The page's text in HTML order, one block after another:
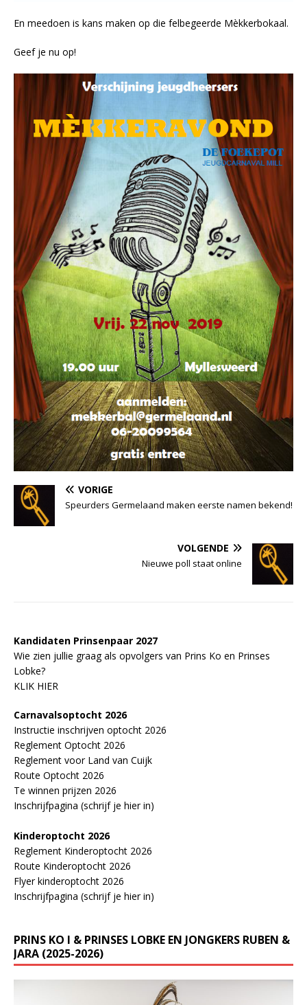
En meedoen is kans maken op die felbegeerde Mèkkerbokaal.
Geef je nu op!
VORIGE
Speurders Germelaand maken eerste namen bekend!
VOLGENDE
Nieuwe poll staat online
Kandidaten Prinsenpaar 2027
Wie zien jullie graag als opvolgers van Prins Ko en Prinses
Lobke?
KLIK HIER
Carnavalsoptocht 2026
Instructie inschrijven optocht 2026
Reglement Optocht 2026
Reglement voor Land van Cuijk
Route Optocht 2026
Te winnen prijzen 2026
Inschrijfpagina (schrijf je hier in)
Kinderoptocht 2026
Reglement Kinderoptocht 2026
Route Kinderoptocht 2026
Flyer kinderoptocht 2026
Inschrijfpagina (schrijf je hier in)
PRINS KO I & PRINSES LOBKE EN JONGKERS RUBEN &
JARA (2025-2026)